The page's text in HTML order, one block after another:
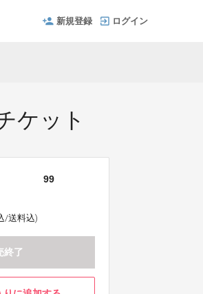
新規登録 ログイン
ケット
99
/送料込)
終了